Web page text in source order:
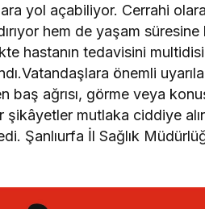
yol açabiliyor. Cerrahi
hem de yaşam süresine
hastanın tedavisini
önemli
baş ağrısı, görme veya
mutlaka ciddiye
Şanlıurfa İl Sağlık